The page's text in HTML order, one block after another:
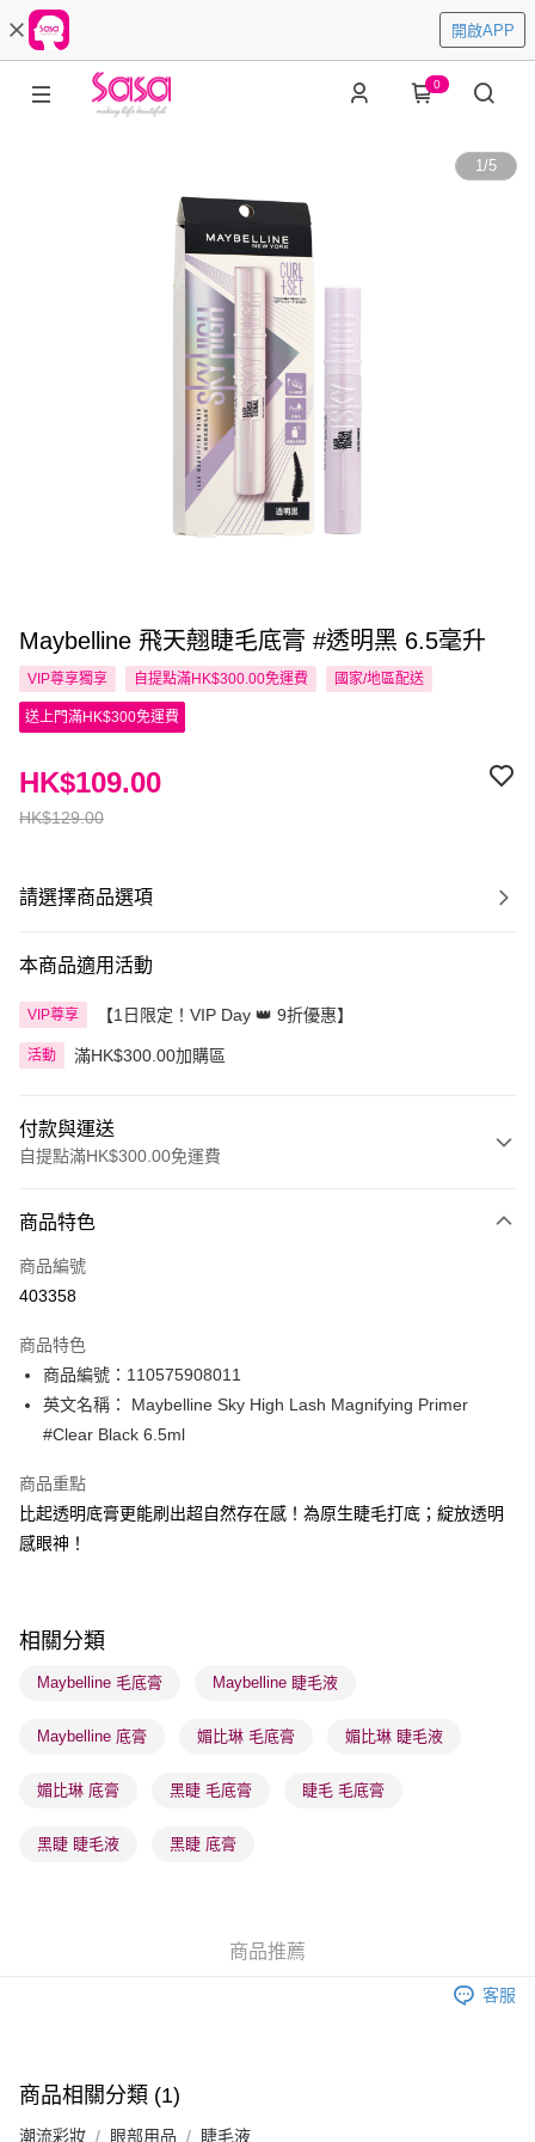
開啟APP
0
1/5
Maybelline 飛天翹睫毛底膏 #透明黑 6.5毫升
VIP尊享獨享 自提點滿HK$300.00免運費 國家/地區配送
送上門滿HK$300免運費
HK$129.00
HK$109.00
請選擇商品選項
本商品適用活動
VIP尊享 【1日限定！VIP Day 👑 9折優惠】
活動 滿HK$300.00加購區
付款與運送
自提點滿HK$300.00免運費
信用卡
Apple Pay
PayMe
WeChat Pay
送貨方式
順豐自助櫃 - 確認發貨後1-3個工作天送達
順豐站及營業點 - 確認發貨後1-3個工作天送達
物流公司進行物流配送
取。逾期會取消訂單，並不會安排重寄
取。逾期會取消訂單，並不會安排重寄
商品特色
商品編號
403358
商品特色
商品編號：110575908011
英文名稱： Maybelline Sky High Lash Magnifying Primer
#Clear Black 6.5ml
商品重點
比起透明底膏更能刷出超自然存在感！為原生睫毛打底；綻放透明
感眼神！
相關分類
Maybelline 毛底膏 Maybelline 睫毛液
Maybelline 底膏 媚比琳 毛底膏 媚比琳 睫毛液
媚比琳 底膏 黑睫 毛底膏 睫毛 毛底膏
黑睫 睫毛液 黑睫 底膏
商品推薦
客服
商品相關分類 (1)
潮流彩妝 眼部用品 睫毛液